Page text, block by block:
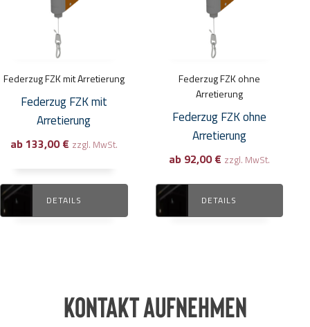
Federzug FZK mit Arretierung
Federzug FZK mit
Arretierung
ab 133,00€ zzgl. MwSt.
DETAILS
Optionen
Produktseite
werden
Federzug FZK ohne
Arretierung
Federzug FZK ohne
Arretierung
ab 92,00€ zzgl. MwSt.
DETAILS
Optionen
Produktseite
gewählt
werden
Kontakt aufnehmen